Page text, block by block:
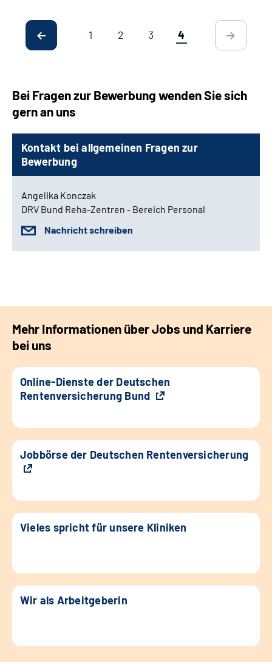
1 2 3 4
Bei Fragen zur Bewerbung wenden Sie sich
gern an uns
Kontakt bei allgemeinen Fragen zur
Bewerbung
Angelika Konczak
DRV Bund Reha-Zentren - Bereich Personal
Nachricht schreiben
Mehr Informationen über Jobs und Karriere
bei uns
Online-Dienste der Deutschen
Rentenversicherung Bund
Jobbörse der Deutschen Rentenversicherung
Vieles spricht für unsere Kliniken
Wir als Arbeitgeberin